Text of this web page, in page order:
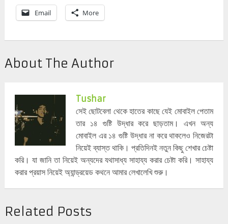
Email More
About The Author
Tushar
সেই ছোটবেলা থেকে হাতের কাছে যেই মোবাইল পেতাম
তার ১৪ গুষ্টি উদ্ধার করে ছাড়তাম। এখন অন্য
মোবাইল এর ১৪ গুষ্টি উদ্ধার না করে থাকলেও নিজেরটা
নিয়েই ব্যাস্ত থাকি। প্রতিদিনই নতুন কিছু শেখার চেষ্টা
করি। যা জানি তা নিয়েই অন্যদের যথাসাধ্য সাহায্য করার চেষ্টা করি। সাহায্য
করার প্রয়াস নিয়েই অ্যান্ড্রয়েড কথনে আমার লেখালেখি শুরু।
Related Posts